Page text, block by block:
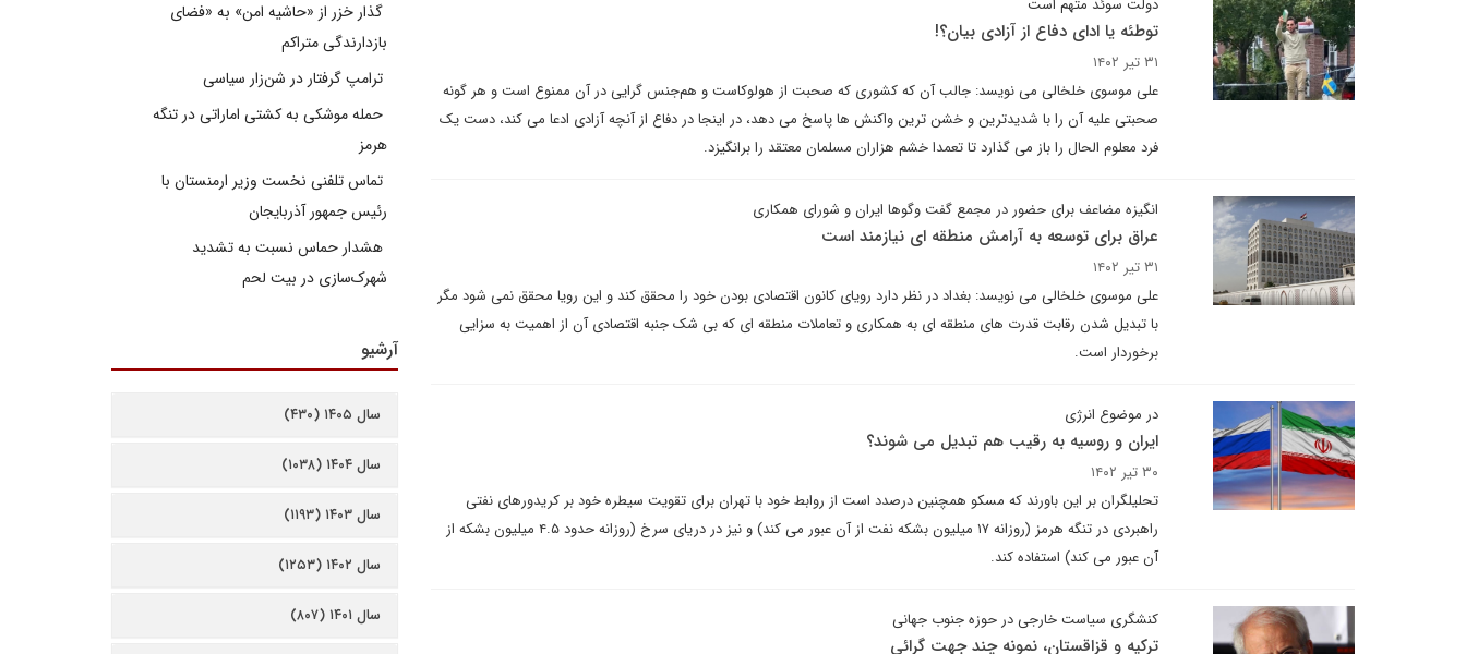
دولت سوئد متهم است
توطئه یا ادای دفاع از آزادی بیان؟!
۳۱ تیر ۱۴۰۲
علی موسوی خلخالی می نویسد: جالب آن که کشوری که صحبت از هولوکاست و هم‌جنس گرایی در آن ممنوع است و هر گونه
صحبتی علیه آن را با شدیدترین و خشن ترین واکنش ها پاسخ می دهد، در اینجا در دفاع از آنچه آزادی ادعا می کند، دست یک
فرد معلوم الحال را باز می گذارد تا تعمدا خشم هزاران مسلمان معتقد را برانگیزد.
انگیزه مضاعف برای حضور در مجمع گفت وگوها ایران و شورای همکاری
عراق برای توسعه به آرامش منطقه ای نیازمند است
۳۱ تیر ۱۴۰۲
علی موسوی خلخالی می نویسد: بغداد در نظر دارد رویای کانون اقتصادی بودن خود را محقق کند و این رویا محقق نمی شود مگر
با تبدیل شدن رقابت قدرت های منطقه ای به همکاری و تعاملات منطقه ای که بی شک جنبه اقتصادی آن از اهمیت به سزایی
برخوردار است.
در موضوع انرژی
ایران و روسیه به رقیب هم تبدیل می شوند؟
۳۰ تیر ۱۴۰۲
تحلیلگران بر این باورند که مسکو همچنین درصدد است از روابط خود با تهران برای تقویت سیطره خود بر کریدورهای نفتی
راهبردی در تنگه هرمز (روزانه ۱۷ میلیون بشکه نفت از آن عبور می کند) و نیز در دریای سرخ (روزانه حدود ۴.۵ میلیون بشکه از
آن عبور می کند) استفاده کند.
کنشگری سیاست خارجی در حوزه جنوب جهانی
ترکیه و قزاقستان، نمونه چند جهت‌‌ گرائی
گذار خزر از «حاشیه امن» به «فضای
بازدارندگی متراکم
ترامپ گرفتار در شن‌زار سیاسی
حمله موشکی به کشتی اماراتی در تنگه
هرمز
تماس تلفنی نخست وزیر ارمنستان با
رئیس جمهور آذربایجان
هشدار حماس نسبت به تشدید
شهرک‌سازی در بیت‌ لحم
آرشیو
سال ۱۴۰۵ (۴۳۰)
سال ۱۴۰۴ (۱۰۳۸)
سال ۱۴۰۳ (۱۱۹۳)
سال ۱۴۰۲ (۱۲۵۳)
سال ۱۴۰۱ (۸۰۷)